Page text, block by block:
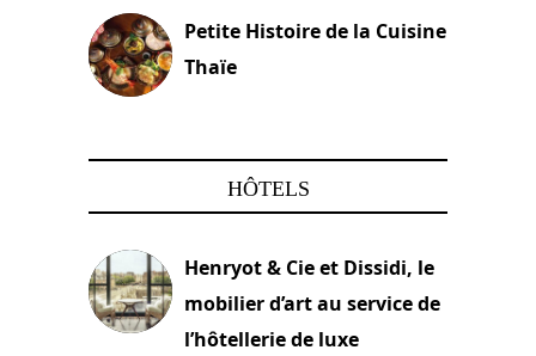
Petite Histoire de la Cuisine
Thaïe
HÔTELS
Henryot & Cie et Dissidi, le
mobilier d’art au service de
l’hôtellerie de luxe